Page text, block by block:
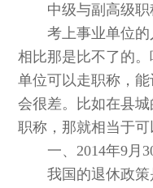
中级与副高级职
考上事业单位的
相比那是比不了的
单位可以走职称，
会很差。比如在县
职称，那就相当于可
一、2014年9月
我国的退休政策